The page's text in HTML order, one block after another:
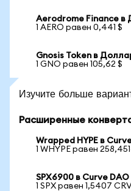
Aerodrome Finance
1 AERO равен 0,441 $
Gnosis Token в
1 GNO равен 105,62 $
Изучите больше
Расширенные
Wrapped HYPE в
1 WHYPE равен
SPX6900 в Curve
1 SPX равен 1,5407 CRV